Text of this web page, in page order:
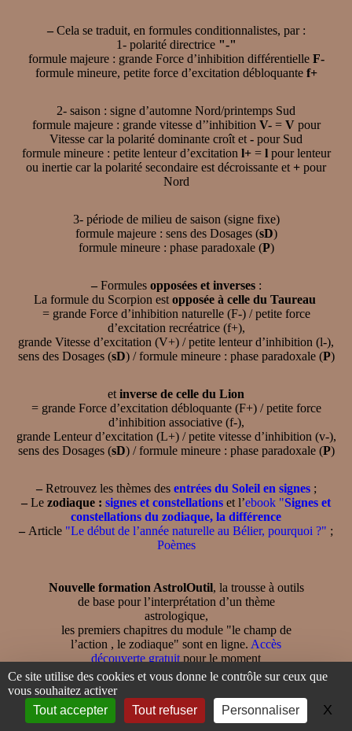
–Cela se traduit, en formules conditionnalistes, par :
1- polarité directrice "-"
formule majeure : grande Force d’inhibition différentielle F-
formule mineure, petite force d’excitation débloquante f+
2- saison : signe d’automne Nord/printemps Sud
formule majeure : grande vitesse d’’inhibition V-= Vpour
Vitesse car la polarité dominante croît et - pour Sud
formule mineure : petite lenteur d’excitation l+= lpour lenteur
ou inertie car la polarité secondaire est décroissante et + pour
Nord
3- période de milieu de saison (signe fixe)
formule majeure : sens des Dosages (sD)
formule mineure : phase paradoxale (P)
–Formules opposées et inverses:
La formule du Scorpion est opposée à celle du Taureau
= grande Force d’inhibition naturelle (F-) / petite force
d’excitation recréatrice (f+),
grande Vitesse d’excitation (V+) / petite lenteur d’inhibition (l-),
sens des Dosages (sD) / formule mineure : phase paradoxale (P)
et inverse de celle du Lion
= grande Force d’excitation débloquante (F+) / petite force
d’inhibition associative (f-),
grande Lenteur d’excitation (L+) / petite vitesse d’inhibition (v-),
sens des Dosages (sD) / formule mineure : phase paradoxale (P)
–Retrouvez les thèmes des entrées du Soleil en signes;
– Le zodiaque : signes et constellations et l’ebook "Signes et
constellations du zodiaque, la différence
– Article "Le début de l’année naturelle au Bélier, pourquoi ?" ;
Poèmes
Nouvelle formation AstrolOutil, la trousse à outils
de base pour l’interprétation d’un thème
astrologique,
les premiers chapitres du module "le champ de
l’action , le zodiaque" sont en ligne. Accès
découverte gratuit pour le moment
Ce site utilise des cookies et vous donne le contrôle sur ceux que
vous souhaitez activer
Tout accepter
Tout refuser Personnaliser X